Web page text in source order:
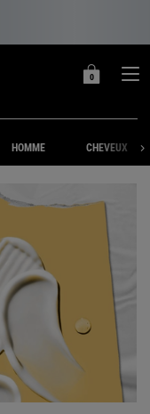
MON
0
0 PRODUIT
HOMME CHEVEUX